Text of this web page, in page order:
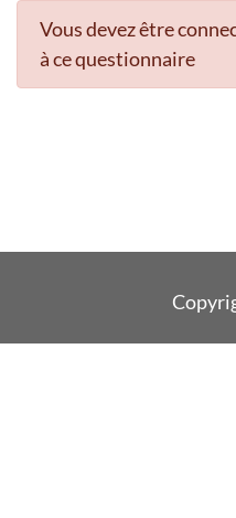
Vous devez être
à ce questionnaire